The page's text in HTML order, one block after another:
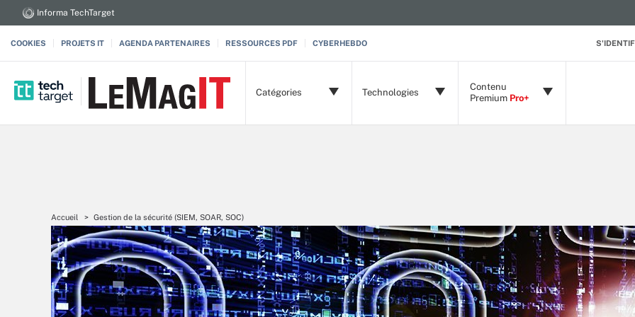
Informa TechTarget
COOKIES PROJETS IT AGENDA PARTENAIRES RESSOURCES PDF CYBERHEBDO
Catégories Technologies
Contenu
Premium Pro+
Accueil Gestion de la sécurité (SIEM, SOAR, SOC)